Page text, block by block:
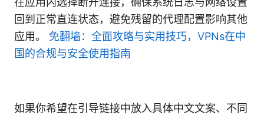
回到正常直连状态，避免残留的代理配置影响其他
应用。 免翻墙：全面攻略与实用技巧，VPNs在中
国的合规与安全使用指南
如果你希望在引导链接中放入具体中文文案、不同